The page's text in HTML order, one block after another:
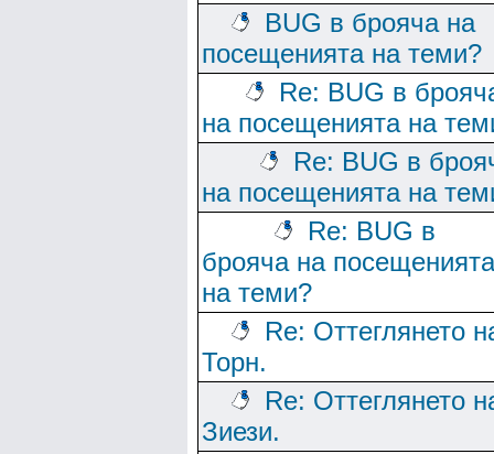
BUG в брояча на
посещенията на теми?
Re: BUG в
на посещенията на
Re: BUG в
на посещенията на
Re: BUG в
брояча на посещенията
на теми?
Re: Оттеглянето
Торн.
Re: Оттеглянето
Зиези.